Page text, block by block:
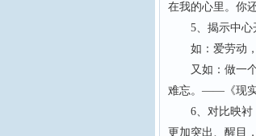
在我的心里。你
5、揭示中心开
如：爱劳动，
又如：做一个
难忘。——《现实
6、对比映衬，
更加突出、醒目